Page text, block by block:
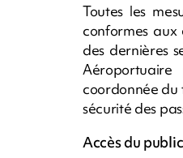
Toutes les
conformes
des dernières
coordonnée
sécurité des
Accès du